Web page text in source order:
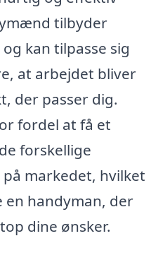
tilbyder
kan tilpasse sig
at arbejdet bliver
der passer dig.
fordel at få et
forskellige
markedet, hvilket
handyman, der
dine ønsker.